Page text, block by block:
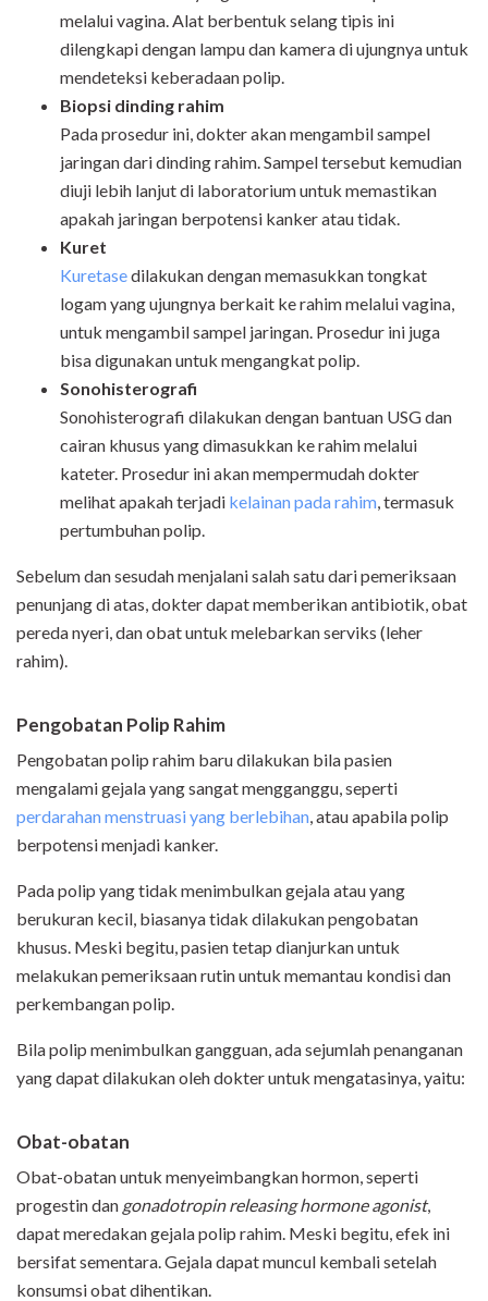
melalui vagina. Alat berbentuk selang tipis ini
dilengkapi dengan lampu dan kamera di ujungnya untuk
mendeteksi keberadaan polip.
Biopsi dinding rahim
Pada prosedur ini, dokter akan mengambil sampel
jaringan dari dinding rahim. Sampel tersebut kemudian
diuji lebih lanjut di laboratorium untuk memastikan
apakah jaringan berpotensi kanker atau tidak.
Kuret
Kuretasedilakukan dengan memasukkan tongkat
logam yang ujungnya berkait ke rahim melalui vagina,
untuk mengambil sampel jaringan. Prosedur ini juga
bisa digunakan untuk mengangkat polip.
Sonohisterografi
Sonohisterografi dilakukan dengan bantuan USG dan
cairan khusus yang dimasukkan ke rahim melalui
kateter. Prosedur ini akan mempermudah dokter
melihat apakah terjadi kelainan pada rahim, termasuk
pertumbuhan polip.
Sebelum dan sesudah menjalani salah satu dari pemeriksaan
penunjang di atas, dokter dapat memberikan antibiotik, obat
pereda nyeri, dan obat untuk melebarkan serviks (leher
rahim).
Pengobatan Polip Rahim
Pengobatan polip rahim baru dilakukan bila pasien
mengalami gejala yang sangat mengganggu, seperti
perdarahan menstruasi yang berlebihan, atau apabila polip
berpotensi menjadi kanker.
Pada polip yang tidak menimbulkan gejala atau yang
berukuran kecil, biasanya tidak dilakukan pengobatan
khusus. Meski begitu, pasien tetap dianjurkan untuk
melakukan pemeriksaan rutin untuk memantau kondisi dan
perkembangan polip.
Bila polip menimbulkan gangguan, ada sejumlah penanganan
yang dapat dilakukan oleh dokter untuk mengatasinya, yaitu:
Obat-obatan
Obat-obatan untuk menyeimbangkan hormon, seperti
progestin dan gonadotropinreleasing hormone agonist,
dapat meredakan gejala polip rahim. Meski begitu, efek ini
bersifat sementara. Gejala dapat muncul kembali setelah
konsumsi obat dihentikan.